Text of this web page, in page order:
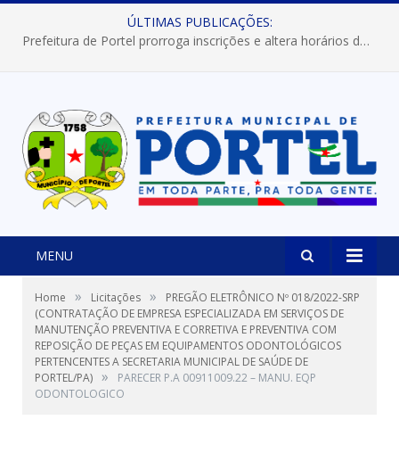
ÚLTIMAS PUBLICAÇÕES:
Prefeitura de Portel prorroga inscrições e altera horários dos concursos “Musa” e “Miss Mix Verão 2026”
MENU
Home » Licitações »
PREGÃO ELETRÔNICO Nº 018/2022-SRP
(CONTRATAÇÃO DE EMPRESA ESPECIALIZADA EM SERVIÇOS DE
MANUTENÇÃO PREVENTIVA E CORRETIVA E PREVENTIVA COM
REPOSIÇÃO DE PEÇAS EM EQUIPAMENTOS ODONTOLÓGICOS
PERTENCENTES A SECRETARIA MUNICIPAL DE SAÚDE DE
PORTEL/PA) »
PARECER P.A 00911009.22 – MANU. EQP
ODONTOLOGICO